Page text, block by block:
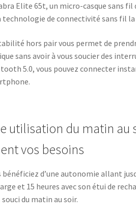
Elite 65t, un micro-casque sans
technologie de connectivité sans fil la
hors pair vous permet de
sans avoir à vous soucier des
5.0, vous pouvez connecter
utilisation du matin au
vos besoins
bénéficiez d’une autonomie allant
et 15 heures avec son étui de
souci du matin au soir.